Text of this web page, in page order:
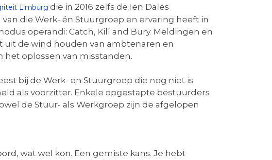
Limburg die in 2016 zelfs de Ien Dales
die Werk- én Stuurgroep en ervaring heeft in
operandi: Catch, Kill and Bury. Meldingen en
de wind houden van ambtenaren en
oplossen van misstanden.
bij de Werk- en Stuurgroep die nog niet is
als voorzitter. Enkele opgestapte bestuurders
de Stuur- als Werkgroep zijn de afgelopen
wat wel kon. Een gemiste kans. Je hebt